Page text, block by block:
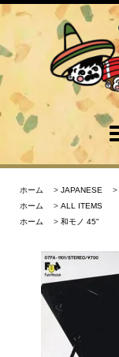
ホーム > JAPANESE >
ホーム
> ALL ITEMS
ホーム
> 和モノ 45"